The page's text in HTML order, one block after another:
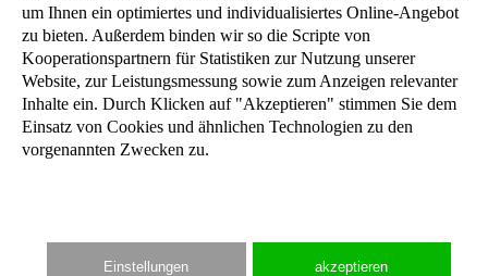
Mehrgenerationenhäuser
Alle unter einem Dach
eine neue Wohnform für jedes Alter entwickelt.
um Ihnen ein optimiertes und individualisiertes Online-Angebot
zu bieten. Außerdem binden wir so die Scripte von
Kooperationspartnern für Statistiken zur Nutzung unserer
Website, zur Leistungsmessung sowie zum Anzeigen relevanter
Inhalte ein. Durch Klicken auf "Akzeptieren" stimmen Sie dem
Einsatz von Cookies und ähnlichen Technologien zu den
vorgenannten Zwecken zu.
Einstellungen akzeptieren